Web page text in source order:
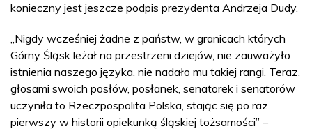
konieczny jest jeszcze podpis prezydenta Andrzeja Dudy.
„Nigdy wcześniej żadne z państw, w granicach których
Górny Śląsk leżał na przestrzeni dziejów, nie zauważyło
istnienia naszego języka, nie nadało mu takiej rangi. Teraz,
głosami swoich posłów, posłanek, senatorek i senatorów
uczyniła to Rzeczpospolita Polska, stając się po raz
pierwszy w historii opiekunką śląskiej tożsamości” –